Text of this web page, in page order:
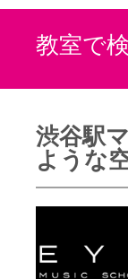
教室で
渋谷駅
ような